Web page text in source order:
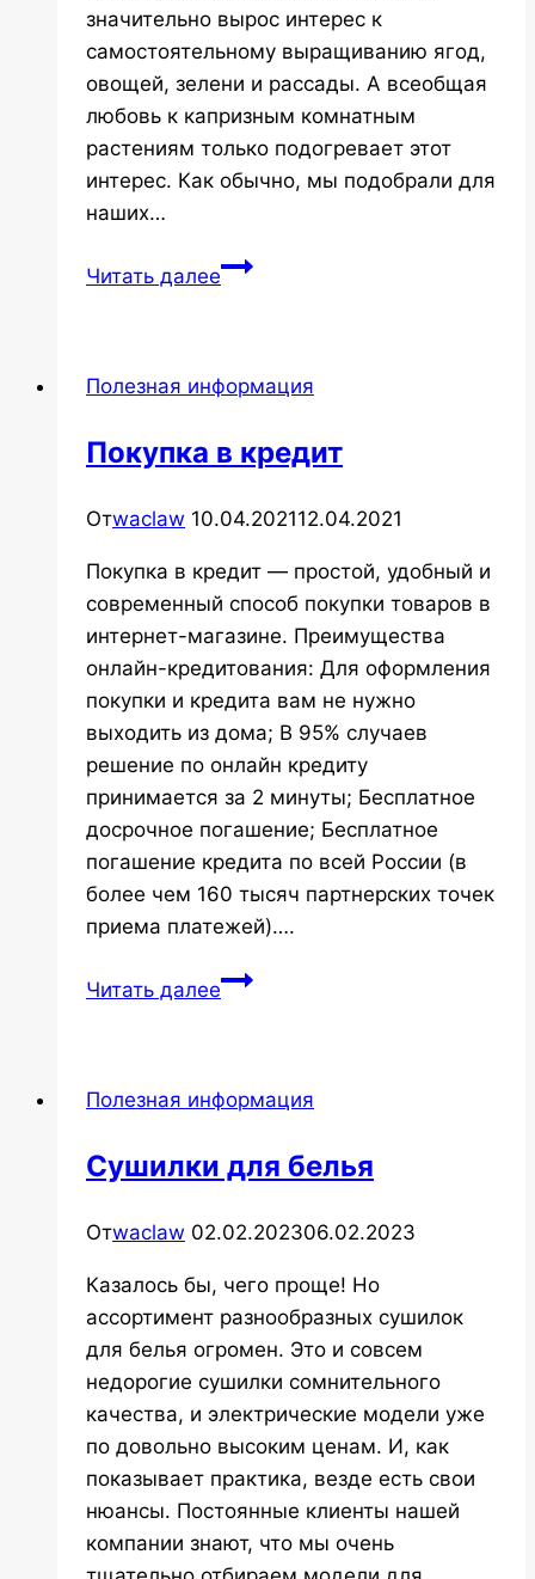
значительно вырос интерес к
самостоятельному выращиванию ягод,
овощей, зелени и рассады. А всеобщая
любовь к капризным комнатным
растениям только подогревает этот
интерес. Как обычно, мы подобрали для
наших…
Читать далееМини-
Полезная информация
Покупка в кредит
Отwaclaw 10.04.202112.04.2021
Покупка в кредит — простой, удобный и
современный способ покупки товаров в
интернет-магазине. Преимущества
онлайн-кредитования: Для оформления
покупки и кредита вам не нужно
выходить из дома; В 95% случаев
решение по онлайн кредиту
принимается за 2 минуты; Бесплатное
досрочное погашение; Бесплатное
погашение кредита по всей России (в
более чем 160 тысяч партнерских точек
приема платежей)….
Читать далееПокупка
Полезная информация
Сушилки для белья
Отwaclaw 02.02.202306.02.2023
Казалось бы, чего проще! Но
ассортимент разнообразных сушилок
для белья огромен. Это и совсем
недорогие сушилки сомнительного
качества, и электрические модели уже
по довольно высоким ценам. И, как
показывает практика, везде есть свои
нюансы. Постоянные клиенты нашей
компании знают, что мы очень